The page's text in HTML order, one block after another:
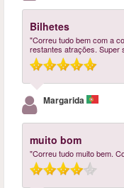
Bilhetes
"Correu tudo bem com a
restantes atrações. Super
Margarida
muito bom
"Correu tudo muito bem.